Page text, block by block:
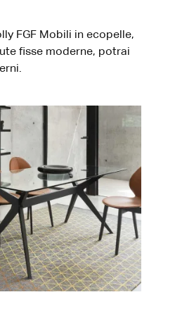
FGF Mobili in ecopelle,
fisse moderne, potrai